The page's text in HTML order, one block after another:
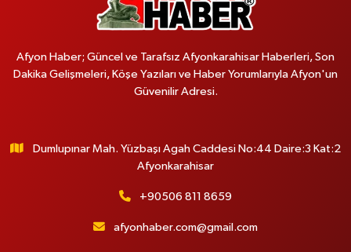
Afyon Haber; Güncel ve Tarafsız Afyonkarahisar Haberleri, Son
Dakika Gelişmeleri, Köşe Yazıları ve Haber Yorumlarıyla Afyon'un
Güvenilir Adresi.
Dumlupınar Mah. Yüzbaşı Agah Caddesi No:44 Daire:3 Kat:2
Afyonkarahisar
+90506 811 8659
afyonhaber.com@gmail.com